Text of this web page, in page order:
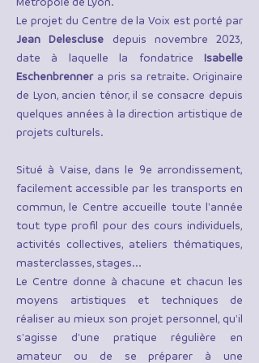
Le projet du Centre de la Voix est porté par
Jean Delescluse
depuis novembre 2023,
date à laquelle la fondatrice Isabelle
Eschenbrennera pris sa retraite. Originaire
de Lyon, ancien ténor, il se consacre depuis
quelques années à la direction artistique de
projets culturels.
Situé à Vaise, dans le 9e arrondissement,
facilement accessible par les transports en
commun, le Centre accueille toute l'année
tout type profil pour des cours individuels,
activités collectives, ateliers thématiques,
masterclasses, stages...
Le Centre donne à chacune et chacun les
moyens artistiques et techniques de
réaliser au mieux son projet personnel, qu'il
s'agisse d'une pratique régulière en
amateur ou de se préparer à une